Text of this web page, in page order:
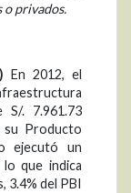
o privados.
En 2012, el
. 7.961.73
su Producto
ejecutó un
que indica
3.4% del PBI